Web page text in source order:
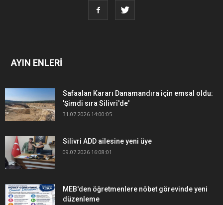
AYIN ENLERİ
Safaalan Kararı Danamandıra için emsal oldu:
'Şimdi sıra Silivri'de'
31.07.2026 14:00:05
Silivri ADD ailesine yeni üye
09.07.2026 16:08:01
MEB'den öğretmenlere nöbet görevinde yeni
düzenleme